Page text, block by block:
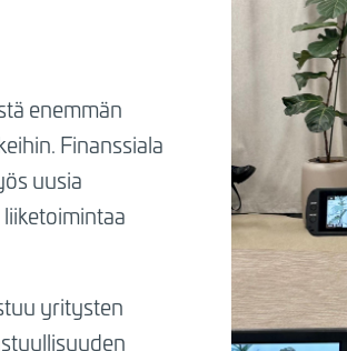
enemmän
Finanssiala
uusia
yritysten